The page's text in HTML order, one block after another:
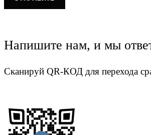
Напишите нам, и мы
Сканируй QR-КОД для перехода